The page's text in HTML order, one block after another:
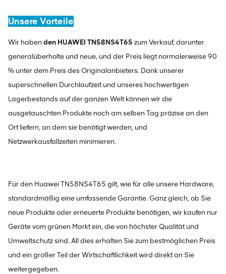
Unsere Vorteile
Wir haben den HUAWEI TN58NS4T65 zum Verkauf, darunter
generalüberholte und neue, und der Preis liegt normalerweise 90
% unter dem Preis des Originalanbieters. Dank unserer
superschnellen Durchlaufzeit und unseres hochwertigen
Lagerbestands auf der ganzen Welt können wir die
ausgetauschten Produkte noch am selben Tag präzise an den
Ort liefern, an dem sie benötigt werden, und
Netzwerkausfallzeiten minimieren.
Für den Huawei TN58NS4T65 gilt, wie für alle unsere Hardware,
standardmäßig eine umfassende Garantie. Ganz gleich, ob Sie
neue Produkte oder erneuerte Produkte benötigen, wir kaufen nur
Geräte vom grünen Markt ein, die von höchster Qualität und
Umweltschutz sind. All dies erhalten Sie zum bestmöglichen Preis
und ein großer Teil der Wirtschaftlichkeit wird direkt an Sie
weitergegeben.